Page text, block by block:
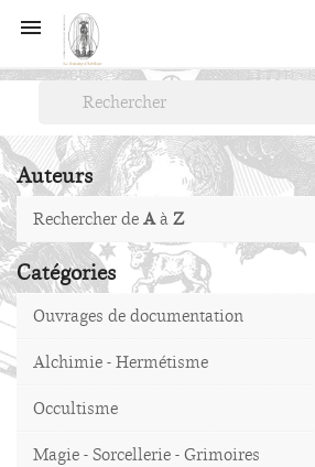

Auteurs
Rechercher deAàZ
Catégories
Ouvrages de documentation
Alchimie - Hermétisme
Occultisme
Magie - Sorcellerie - Grimoires